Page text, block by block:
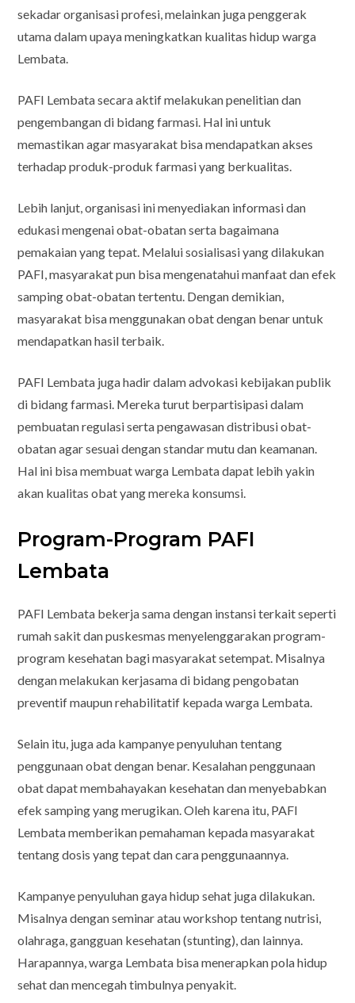
sekadar organisasi profesi, melainkan juga penggerak
utama dalam upaya meningkatkan kualitas hidup warga
Lembata.
PAFI Lembata secara aktif melakukan penelitian dan
pengembangan di bidang farmasi. Hal ini untuk
memastikan agar masyarakat bisa mendapatkan akses
terhadap produk-produk farmasi yang berkualitas.
Lebih lanjut, organisasi ini menyediakan informasi dan
edukasi mengenai obat-obatan serta bagaimana
pemakaian yang tepat. Melalui sosialisasi yang dilakukan
PAFI, masyarakat pun bisa mengenatahui manfaat dan efek
samping obat-obatan tertentu. Dengan demikian,
masyarakat bisa menggunakan obat dengan benar untuk
mendapatkan hasil terbaik.
PAFI Lembata juga hadir dalam advokasi kebijakan publik
di bidang farmasi. Mereka turut berpartisipasi dalam
pembuatan regulasi serta pengawasan distribusi obat-
obatan agar sesuai dengan standar mutu dan keamanan.
Hal ini bisa membuat warga Lembata dapat lebih yakin
akan kualitas obat yang mereka konsumsi.
Program-Program PAFI
Lembata
PAFI Lembata bekerja sama dengan instansi terkait seperti
rumah sakit dan puskesmas menyelenggarakan program-
program kesehatan bagi masyarakat setempat. Misalnya
dengan melakukan kerjasama di bidang pengobatan
preventif maupun rehabilitatif kepada warga Lembata.
Selain itu, juga ada kampanye penyuluhan tentang
penggunaan obat dengan benar. Kesalahan penggunaan
obat dapat membahayakan kesehatan dan menyebabkan
efek samping yang merugikan. Oleh karena itu, PAFI
Lembata memberikan pemahaman kepada masyarakat
tentang dosis yang tepat dan cara penggunaannya.
Kampanye penyuluhan gaya hidup sehat juga dilakukan.
Misalnya dengan seminar atau workshop tentang nutrisi,
olahraga, gangguan kesehatan (stunting), dan lainnya.
Harapannya, warga Lembata bisa menerapkan pola hidup
sehat dan mencegah timbulnya penyakit.